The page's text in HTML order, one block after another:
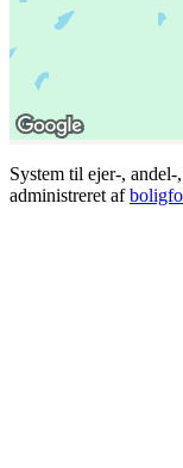
System til ejer-,
administreret af